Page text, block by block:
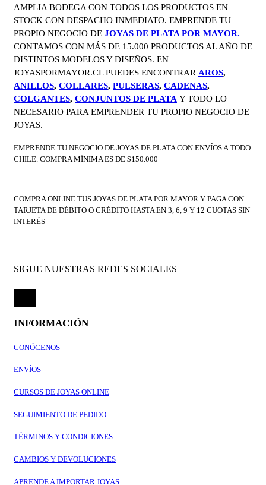
AMPLIA BODEGA CON TODOS LOS PRODUCTOS EN
STOCK CON DESPACHO INMEDIATO. EMPRENDE TU
PROPIO NEGOCIO DE JOYAS DE PLATA POR MAYOR.
CONTAMOS CON MÁS DE 15.000 PRODUCTOS AL AÑO DE
DISTINTOS MODELOS Y DISEÑOS. EN
JOYASPORMAYOR.CL PUEDES ENCONTRAR AROS,
ANILLOS, COLLARES, PULSERAS, CADENAS,
COLGANTES, CONJUNTOS DE PLATA Y TODO LO
NECESARIO PARA EMPRENDER TU PROPIO NEGOCIO DE
JOYAS.
EMPRENDE TU NEGOCIO DE JOYAS DE PLATA CON ENVÍOS A TODO
CHILE. COMPRA MÍNIMA ES DE $150.000
COMPRA ONLINE TUS JOYAS DE PLATA POR MAYOR Y PAGA CON
TARJETA DE DÉBITO O CRÉDITO HASTA EN 3, 6, 9 Y 12 CUOTAS SIN
INTERÉS
SIGUE NUESTRAS REDES SOCIALES
INFORMACIÓN
CONÓCENOS
ENVÍOS
CURSOS DE JOYAS ONLINE
SEGUIMIENTO DE PEDIDO
TÉRMINOS Y CONDICIONES
CAMBIOS Y DEVOLUCIONES
APRENDE A IMPORTAR JOYAS